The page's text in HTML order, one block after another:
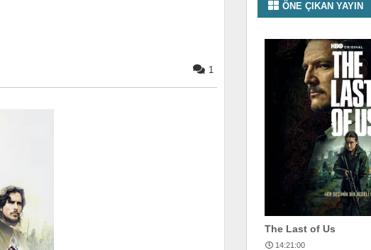
1
ÖNE ÇIKAN YAYIN
The Last of Us
14:21:00